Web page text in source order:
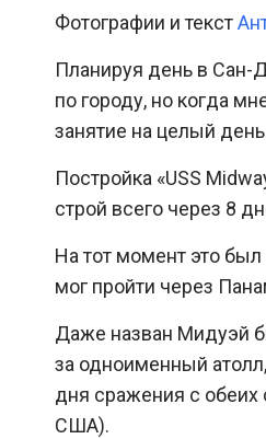
Фотографии и текст
Планируя день в Сан-
по городу, но когда
занятие на целый
Постройка «USS
строй всего через 8
На тот момент это
мог пройти через
Даже назван Мидуэй
за одноименный
дня сражения с обеих
США).